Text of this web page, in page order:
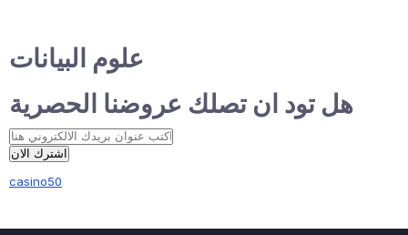
علوم البيانات
هل تود ان تصلك عروضنا الحصرية
اشترك الان
casino50